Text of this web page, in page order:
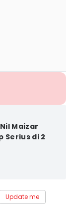
Maizar
Serius di 2
Update me